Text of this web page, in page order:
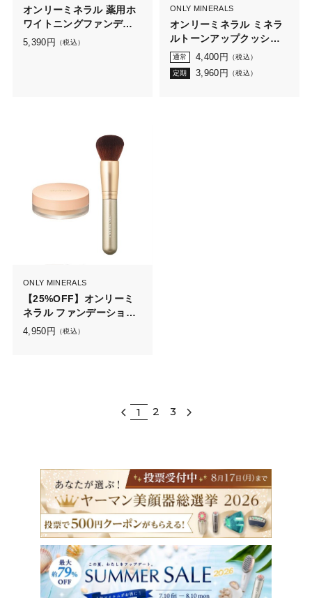
オンリーミネラル 薬用ホ
ワイトニングファンデー
ション ブラシセットN2
5,390 円 （税込）
ONLY MINERALS
オンリーミネラル ミネラ
ルトーンアップクッショ
ンBB レフィル N（ケース
なし）
通常 4,400 円 （税込）
定期 3,960 円 （税込）
ONLY MINERALS
【25%OFF】オンリーミ
ネラル ファンデーション
2.5g ブラシセット
4,950 円 （税込）
1 2 3